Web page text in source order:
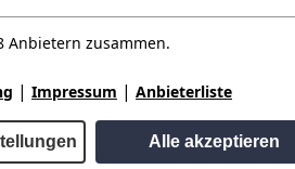
Anbietern zusammen.
| Impressum | Anbieterliste
Alle akzeptieren